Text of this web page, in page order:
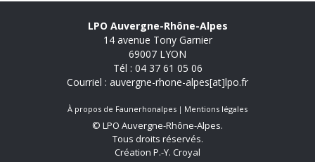
LPO Auvergne-Rhône-Alpes
14 avenue Tony Garnier
69007 LYON
Tél : 04 37 61 05 06
Courriel : auvergne-rhone-alpes[at]lpo.fr
À propos de Faunerhonalpes Mentions légales
© LPO Auvergne-Rhône-Alpes.
Tous droits réservés.
Création P.-Y. Croyal